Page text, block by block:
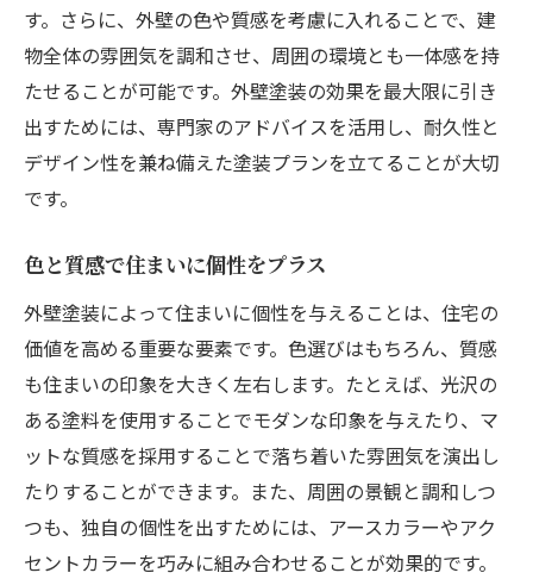
す。さらに、外壁の色や質感を考慮に入れることで、建
物全体の雰囲気を調和させ、周囲の環境とも一体感を持
たせることが可能です。外壁塗装の効果を最大限に引き
出すためには、専門家のアドバイスを活用し、耐久性と
デザイン性を兼ね備えた塗装プランを立てることが大切
です。
色と質感で住まいに個性をプラス
外壁塗装によって住まいに個性を与えることは、住宅の
価値を高める重要な要素です。色選びはもちろん、質感
も住まいの印象を大きく左右します。たとえば、光沢の
ある塗料を使用することでモダンな印象を与えたり、マ
ットな質感を採用することで落ち着いた雰囲気を演出し
たりすることができます。また、周囲の景観と調和しつ
つも、独自の個性を出すためには、アースカラーやアク
セントカラーを巧みに組み合わせることが効果的です。